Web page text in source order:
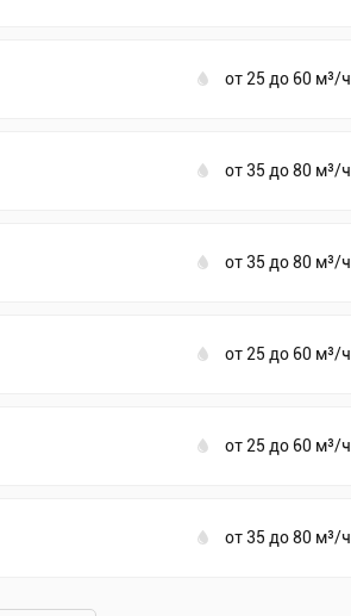
от 25 до 60 м³/ч
от 35 до 80 м³/ч
от 35 до 80 м³/ч
от 25 до 60 м³/ч
от 25 до 60 м³/ч
от 35 до 80 м³/ч